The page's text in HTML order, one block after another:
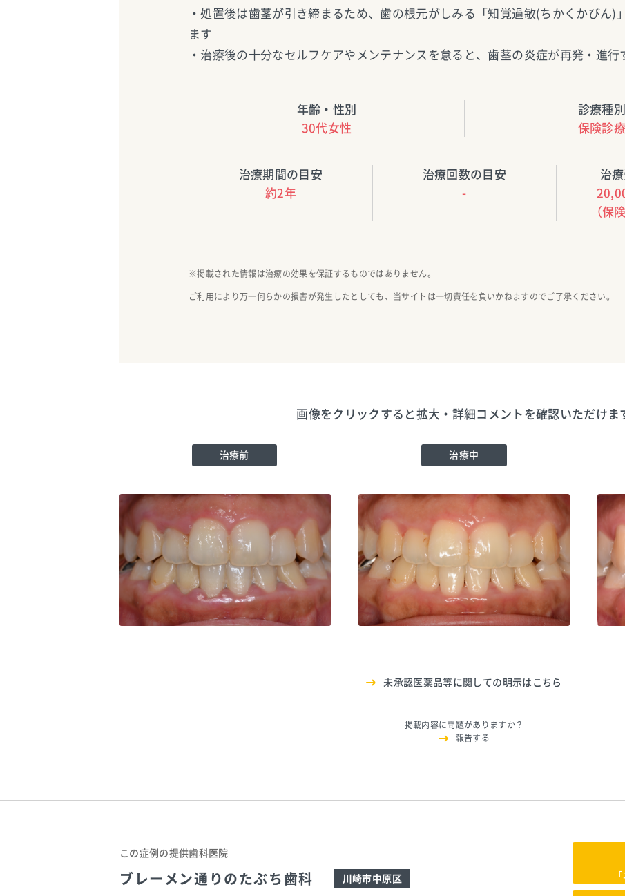
・処置後は歯茎が引き締まるため、歯の根元がしみる「知覚過敏(ちかくかびん)
ます
・治療後の十分なセルフケアやメンテナンスを怠ると、歯茎の炎症が再発・進行
年齢・性別
30代女性
診療種別
保険診療
治療期間の目安
約2年
治療回数の目安
-
治
（保
※掲載された情報は治療の効果を保証するものではありません。
ご利用により万一何らかの損害が発生したとしても、当サイトは一切責任を負いかねますのでご了承ください。
画像をクリックすると拡大・詳細コメントを確認いただけま
治療前 治療中
ブレーメン通りのたぶち歯科 TEL:0444116480 ブレーメン通りのたぶち歯科 TEL:0444116480 ブレ
未承認医薬品等に関しての明示はこちら
掲載内容に問題がありますか？
報告する
この症例の提供歯科医院
ブレーメン通りのたぶち歯科 川崎市中原区